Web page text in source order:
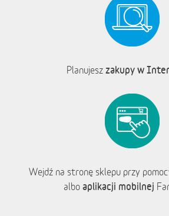
Planujesz zakupy w
Wejdź na stronę sklepu przy
albo aplikacji mobilnej